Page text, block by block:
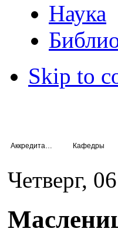
Наука
Skip to
Кафедры
Четверг,